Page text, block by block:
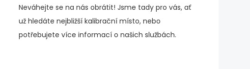
Neváhejte se na nás obrátit! Jsme tady pro vás, ať
už hledáte nejbližší kalibrační místo, nebo
potřebujete více informací o našich službách.